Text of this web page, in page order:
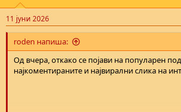
s
:
11 јуни 2026
roden напиша:
Од вчера, откако се појави на популарен
најкоментираните и највирални слика на